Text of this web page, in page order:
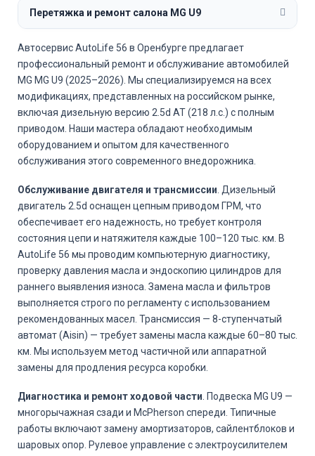
Перетяжка и ремонт салона MG U9
Автосервис AutoLife 56 в Оренбурге предлагает
профессиональный ремонт и обслуживание автомобилей
MG MG U9 (2025–2026). Мы специализируемся на всех
модификациях, представленных на российском рынке,
включая дизельную версию 2.5d AT (218 л.с.) с полным
приводом. Наши мастера обладают необходимым
оборудованием и опытом для качественного
обслуживания этого современного внедорожника.
Обслуживание двигателя и трансмиссии . Дизельный
двигатель 2.5d оснащен цепным приводом ГРМ, что
обеспечивает его надежность, но требует контроля
состояния цепи и натяжителя каждые 100–120 тыс. км. В
AutoLife 56 мы проводим компьютерную диагностику,
проверку давления масла и эндоскопию цилиндров для
раннего выявления износа. Замена масла и фильтров
выполняется строго по регламенту с использованием
рекомендованных масел. Трансмиссия — 8-ступенчатый
автомат (Aisin) — требует замены масла каждые 60–80 тыс.
км. Мы используем метод частичной или аппаратной
замены для продления ресурса коробки.
Диагностика и ремонт ходовой части . Подвеска MG U9 —
многорычажная сзади и McPherson спереди. Типичные
работы включают замену амортизаторов, сайлентблоков и
шаровых опор. Рулевое управление с электроусилителем